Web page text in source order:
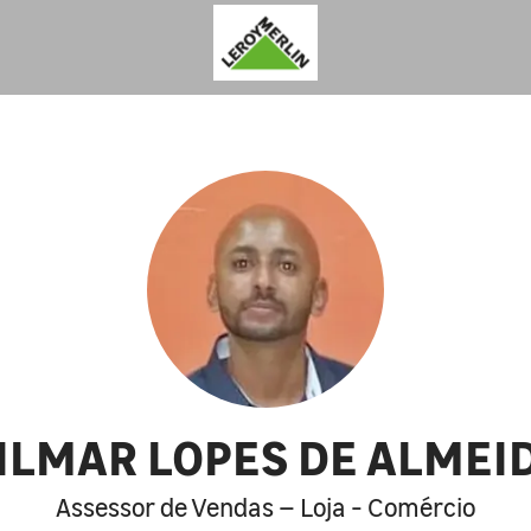
LOPES DE
Assessor de Vendas – Loja - Comércio